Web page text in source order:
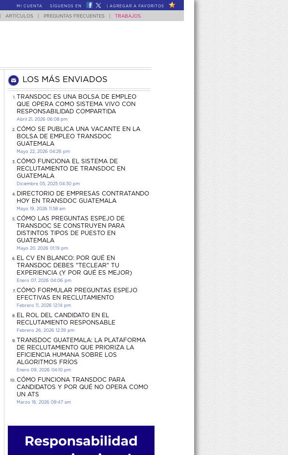
MI CUENTA SÍGUENOS EN AGREGAR A FAVORITOS
ARTÍCULOS PREGUNTAS FRECUENTES TRABAJOS
LOS MÁS ENVIADOS
TRANSDOC ES UNA BOLSA DE EMPLEO
QUE OPERA COMO SISTEMA VIVO CON
RESPONSABILIDAD COMPARTIDA
Abril 21, 2026 06:08 pm
CÓMO SE PUBLICA UNA VACANTE EN LA
BOLSA DE EMPLEO TRANSDOC
GUATEMALA
Mayo 22, 2026 04:26 pm
CÓMO FUNCIONA EL SISTEMA DE
RECLUTAMIENTO DE TRANSDOC EN
GUATEMALA
Diciembre 05, 2025 04:30 pm
DIRECTORIO DE EMPRESAS CONTRATANDO
HOY EN TRANSDOC GUATEMALA
Mayo 19, 2026 11:58 am
CÓMO LAS PREGUNTAS ESPEJO DE
TRANSDOC SE CONSTRUYEN PARA
DISTINTOS TIPOS DE PUESTO EN
GUATEMALA
Mayo 20, 2026 01:19 pm
EL CV EN BLANCO: POR QUÉ EN
TRANSDOC DEBES "TECLEAR" TU
EXPERIENCIA (Y POR QUÉ ES MEJOR)
Enero 07, 2026 04:06 pm
CÓMO FORMULAR PREGUNTAS ESPEJO
EFECTIVAS EN RECLUTAMIENTO
Febrero 11, 2026 12:14 pm
EL ROL DEL CANDIDATO EN EL
RECLUTAMIENTO RESPONSABLE
Febrero 26, 2026 12:39 pm
TRANSDOC GUATEMALA: LA PLATAFORMA
DE RECLUTAMIENTO QUE PRIORIZA LA
EFICIENCIA HUMANA SOBRE LOS
ALGORITMOS FRÍOS
Enero 09, 2026 04:10 pm
CÓMO FUNCIONA TRANSDOC PARA
CANDIDATOS Y POR QUÉ NO OPERA COMO
UN ATS
Marzo 16, 2026 09:47 am